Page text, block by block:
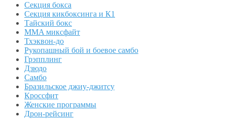
Секция бокса
Секция кикбоксинга и К1
Тайский бокс
MMA миксфайт
Тхэквон-до
Рукопашный бой и боевое самбо
Грэпплинг
Дзюдо
Самбо
Бразильское джиу-джитсу
Кроссфит
Женские программы
Дрон-рейсинг